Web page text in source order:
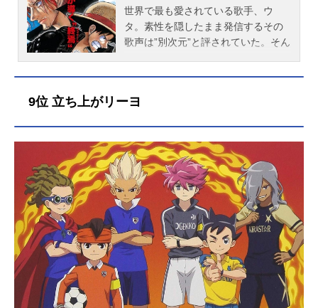
世界で最も愛されている歌手、ウ
タ。素性を隠したまま発信するその
歌声は”別次元”と評されていた。そん
も知らずにただ彼女の歌声を楽しみ
埋め尽くす中、今まさに全世界待望
の歌声が響き渡ろうとしていた。物
語は、彼女が”シャンクスの娘”という
衝撃の事実から動き出すー。「世界
を歌で幸せにしたい」とただ願い、
ステージに立つウタ。ウタの過去を
知る謎の人物・ゴードン、そして垣
間見えるシャンクスの影。音楽の
島・エレジアで再会したルフィとウ
タの出会いは12年前のフーシャ村へ
9位 立ち上がリーヨ